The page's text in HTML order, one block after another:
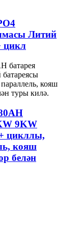
Литий
цикл
9KW
цикллы,
кояш
белән